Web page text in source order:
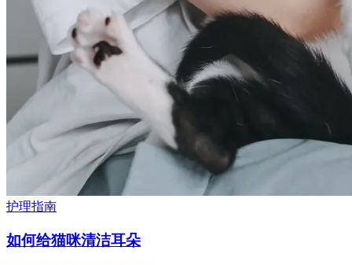
护理指南
如何给猫咪清洁耳朵